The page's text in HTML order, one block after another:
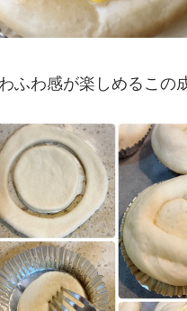
ふわ感が楽しめるこの